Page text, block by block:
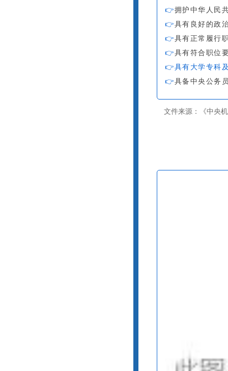
👉拥护中华人民
👉具有良好的政
👉具有正常履行
👉具有符合职位
👉具有大学专科
👉具备中央公务
文件来源： 《中央